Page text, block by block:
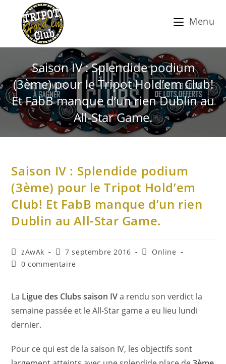
Menu
Saison IV : Splendide podium
(3ème) pour le Tripot Hold’em Club!
Et FabB manque d’un rien Dublin au
All-Star Game.
Saison IV : Splendide podium
(3ème) pour le Tripot Hold’em
Club! Et FabB manque d’un rien
Dublin au All-Star Game.
zAwAk 7 septembre 2016
Online
0 commentaire
La Ligue des Clubs saison IV a rendu son verdict la
semaine passée et le All-Star game a eu lieu lundi
dernier.
Pour ce qui est de la saison IV, les objectifs sont